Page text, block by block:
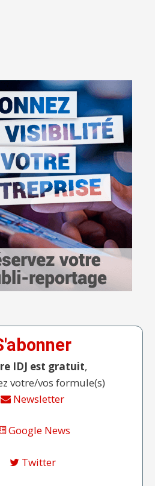
IDJ est gratuit,
votre/vos formule(s)
Newsletter
Google News
Twitter